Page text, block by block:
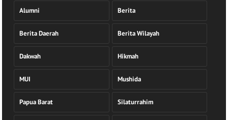
Alumni Berita
Berita Daerah Berita Wilayah
Dakwah Hikmah
MUI Mushida
Papua Barat Silaturrahim